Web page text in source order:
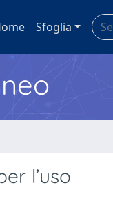
Sfoglia
l’uso